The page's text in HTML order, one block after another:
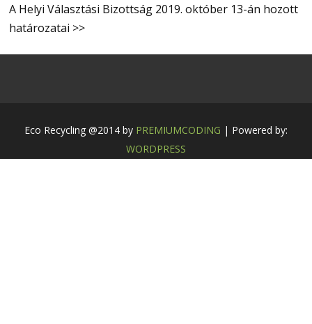
A Helyi Választási Bizottság 2019. október 13-án hozott
határozatai >>
Eco Recycling @2014 by PREMIUMCODING | Powered by:
WORDPRESS